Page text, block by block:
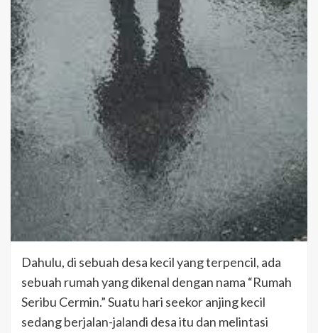
Dahulu, di sebuah desa kecil yang terpencil, ada
sebuah rumah yang dikenal dengan nama “Rumah
Seribu Cermin.” Suatu hari seekor anjing kecil
sedang berjalan-jalandi desa itu dan melintasi